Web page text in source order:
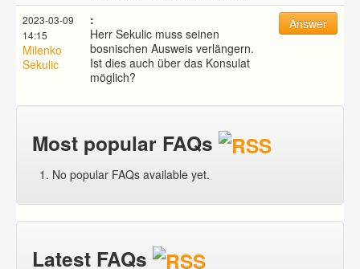
2023-03-09
14:15
Milenko
Sekulic
:
Herr Sekulic muss seinen
bosnischen Ausweis verlängern.
Ist dies auch über das Konsulat
möglich?
Answer
Most popular FAQs
No popular FAQs available yet.
Latest FAQs